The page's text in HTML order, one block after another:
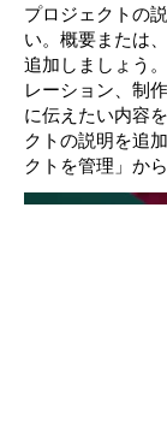
プロジェクトの
い。概要または
追加しましょう
レーション、制
に伝えたい内容
クトの説明を追
クトを管理」か